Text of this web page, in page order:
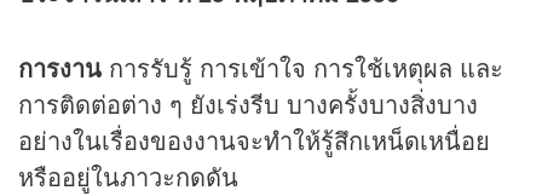
การงาน การรับรู้ การเข้าใจ การใช้เหตุผล และ
การติดต่อต่าง ๆ ยังเร่งรีบ บางครั้งบางสิ่งบาง
อย่างในเรื่องของงานจะทำให้รู้สึกเหน็ดเหนื่อย
หรืออยู่ในภาวะกดดัน